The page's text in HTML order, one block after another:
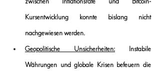
Kursentwicklung konnte bislang nicht
nachgewiesen werden.
Geopolitische Unsicherheiten: Instabile
Währungen und globale Krisen befeuern die